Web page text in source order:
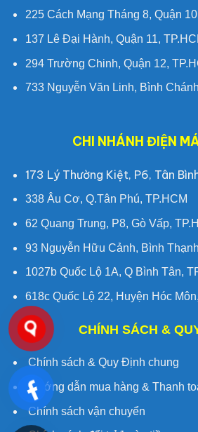
225 Cách Mạng Tháng 8, Quận
137 Lê Đại Hành, Quận 11,
294 Trường Chinh, Quận 12,
733 Nguyễn Văn Linh, Bình
CHI NHÁNH ĐIỆN
173 Lý Thường Kiệt, P6, Tân
338 Âu Cơ, Q.Tân Phú, TP.HCM
62 Quang Trung, P8, Gò Vấp,
93 Nguyễn Hữu Cảnh, Bình
1027b Quốc Lộ 1A, Q Bình Tân,
618c Quốc Lộ 22, Huyện Hóc
CHÍNH SÁCH &
Chính sách & Quy Định chung
Hướng dẫn mua hàng & Thanh
Chính sách vận chuyển